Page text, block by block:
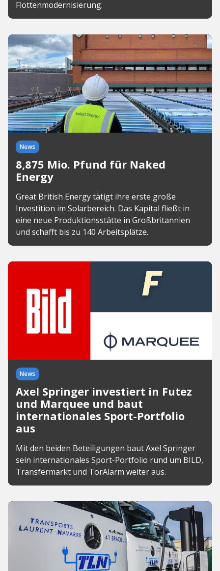
Flottenmodernisierung.
News
8,875 Mio. Pfund für Naked
Energy
Great British Energy tätigt ihre erste große
Investition im Solarbereich. Das Kapital fließt in
eine neue Produktionsstätte in Großbritannien
und schafft bis zu 140 Arbeitsplätze.
News
Axel Springer investiert in Futez
und Marquee und baut
internationales Sport-Portfolio
aus
Mit den beiden Beteiligungen baut Axel Springer
sein internationales Sport-Portfolio rund um BILD,
Transfermarkt und TorAlarm weiter aus.